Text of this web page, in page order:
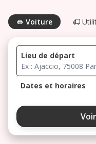
Voiture
Lieu de départ
Dates et horaires
ma